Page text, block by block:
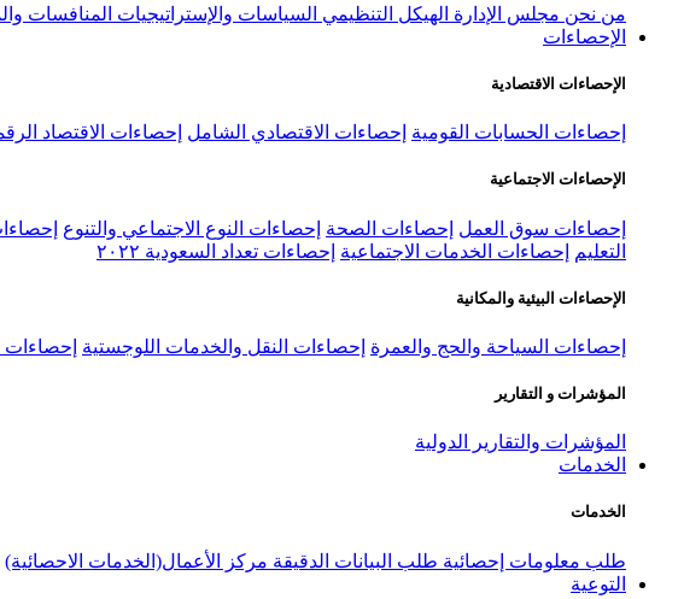
من نحن مجلس الإدارة الهيكل التنظيمي السياسات والإستراتيجيات المنافسات
الإحصاءات
الإحصاءات الاقتصادية
إحصاءات الحسابات القومية إحصاءات الاقتصادي الشامل إحصاءات الاقتصاد
الإحصاءات الاجتماعية
إحصاءات سوق العمل إحصاءات الصحة إحصاءات النوع الاجتماعي والتنوع
التعليم
إحصاءات الخدمات الاجتماعية إحصاءات تعداد السعودية ٢٠٢٢
الإحصاءات البيئية والمكانية
إحصاءات السياحة والحج والعمرة إحصاءات النقل والخدمات اللوجستية إحصاءات
المؤشرات و التقارير
المؤشرات والتقارير الدولية
الخدمات
الخدمات
طلب معلومات إحصائية طلب البيانات الدقيقة مركز الأعمال(الخدمات الاحصائية)
التوعية